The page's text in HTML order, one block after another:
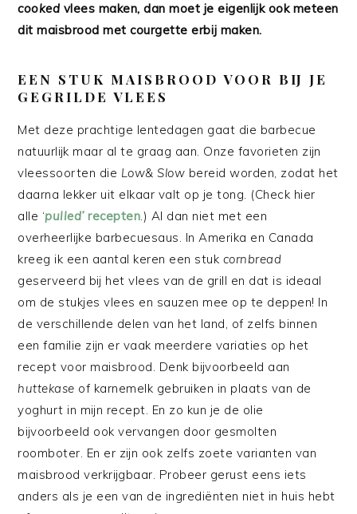
cooked vlees maken, dan moet je eigenlijk ook meteen
dit maisbrood met courgette erbij maken.
EEN STUK MAISBROOD VOOR BIJ JE
GEGRILDE VLEES
Met deze prachtige lentedagen gaat die barbecue
natuurlijk maar al te graag aan. Onze favorieten zijn
vleessoorten die Low& Slow bereid worden, zodat het
daarna lekker uit elkaar valt op je tong. (Check hier
alle ‘pulled’recepten.) Al dan niet met een
overheerlijke barbecuesaus. In Amerika en Canada
kreeg ik een aantal keren een stuk cornbread
geserveerd bij het vlees van de grill en dat is ideaal
om de stukjes vlees en sauzen mee op te deppen! In
de verschillende delen van het land, of zelfs binnen
een familie zijn er vaak meerdere variaties op het
recept voor maisbrood. Denk bijvoorbeeld aan
huttekase of karnemelk gebruiken in plaats van de
yoghurt in mijn recept. En zo kun je de olie
bijvoorbeeld ook vervangen door gesmolten
roomboter. En er zijn ook zelfs zoete varianten van
maisbrood verkrijgbaar. Probeer gerust eens iets
anders als je een van de ingrediënten niet in huis hebt